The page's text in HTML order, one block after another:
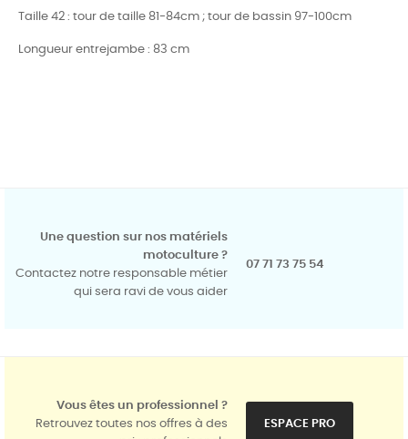
Taille 42 : tour de taille 81-84cm ; tour de bassin 97-100cm
Longueur entrejambe : 83 cm
Une question sur nos matériels
motoculture ?
Contactez notre responsable métier
qui sera ravi de vous aider
07 71 73 75 54
Vous êtes un professionnel ?
Retrouvez toutes nos offres à des
ESPACE PRO